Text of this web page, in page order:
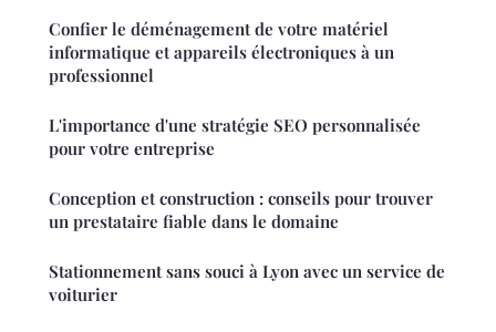
Confier le déménagement de votre matériel
informatique et appareils électroniques à un
professionnel
L'importance d'une stratégie SEO personnalisée
pour votre entreprise
Conception et construction : conseils pour trouver
un prestataire fiable dans le domaine
Stationnement sans souci à Lyon avec un service de
voiturier